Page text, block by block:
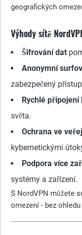
geografických
Výhody sítě
Šifrování dat
Anonymní
zabezpečený
Rychlé připojení
světa.
Ochrana ve
kybernetickými
Podpora více
systémy a zařízení.
S NordVPN můžete
omezení - bez